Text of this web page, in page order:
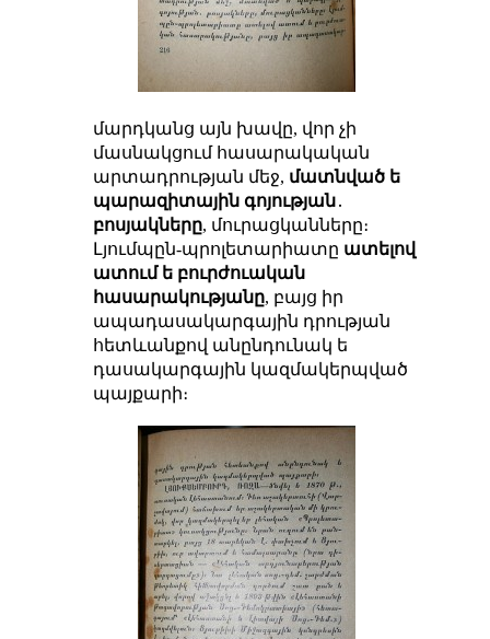
մարդկանց այն խավը, վոր չի
մասնակցում հասարակական
արտադրության մեջ, մատնված ե
պարազիտային գոյության․
բոսյակները, մուրացկանները։
Լյումպըն-պրոլետարիատը ատելով
ատում ե բուրժուական
հասարակությանը, բայց իր
ապադասակարգային դրության
հետևանքով անընդունակ ե
դասակարգային կազմակերպված
պայքարի։